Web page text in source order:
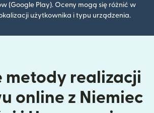
(Google Play). Oceny mogą się różnić w
użytkownika i typu urządzenia.
metody realizacji
online z Niemiec